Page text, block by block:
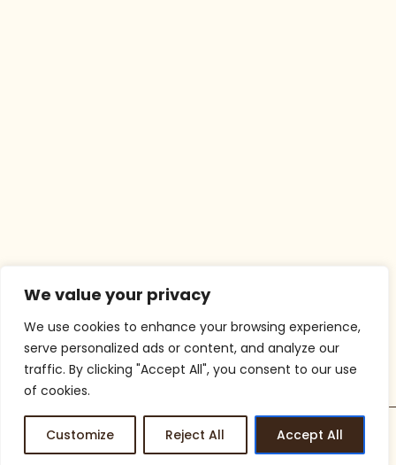
We value your privacy
We use cookies to enhance your browsing experience,
serve personalized ads or content, and analyze our
traffic. By clicking "Accept All", you consent to our use
of cookies.
Customize Reject All Accept All